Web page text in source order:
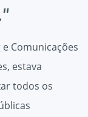
Comunicações
estava
todos os